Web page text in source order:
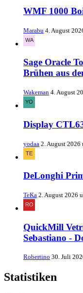
WMF 1000
Marabu 4. August
Sage Oracle
Brühen aus
Wakeman 4. August
Display
yodaa 2. August 2026
DeLonghi
TeKa 2. August 2026
QuickMill
Sebastiano -
Robertino 30. Juli
Statistiken